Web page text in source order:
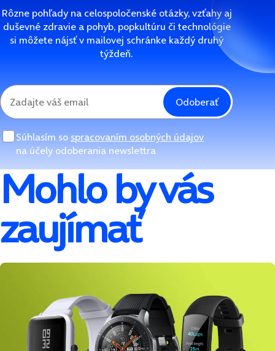
Rôzne pohľady na celospoločenské otázky, vzťahy aj
duševné zdravie a pohyb, popkultúru či technológie
si môžete nájsť v mailovej schránke každý druhý
týždeň.
Odoberať
Súhlasím so spracovaním osobných údajov
na účely odoberania newslettra
Mohlo by vás
zaujímať